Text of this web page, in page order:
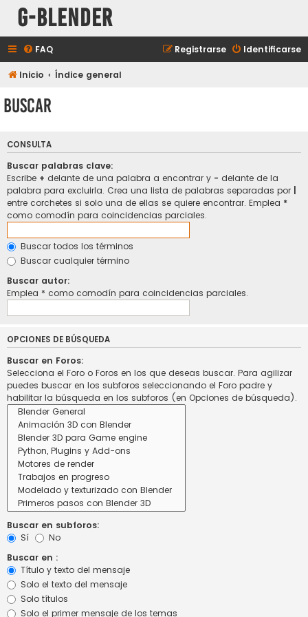
G-Blender
FAQ Identificarse
Registrarse
Inicio Índice general
Buscar
CONSULTA
Buscar palabras clave:
Escribe + delante de una palabra a encontrar y - delante de la
palabra para excluirla. Crea una lista de palabras separadas por
entre corchetes si solo una de ellas se quiere encontrar. Emplea *
como comodín para coincidencias parciales.
Buscar todos los términos
Buscar cualquier término
Buscar autor:
Emplea * como comodín para coincidencias parciales.
OPCIONES DE BÚSQUEDA
Buscar en Foros:
Selecciona el Foro o Foros en los que deseas buscar. Para agilizar
puedes buscar en los subforos seleccionando el Foro padre y
habilitar la búsqueda en los subforos (en Opciones de búsqueda).
Buscar en subforos:
Sí
No
Buscar en :
Título y texto del mensaje
Solo el texto del mensaje
Solo títulos
Solo el primer mensaje de los temas